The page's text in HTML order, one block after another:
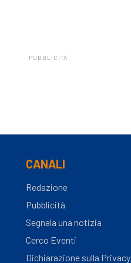
PUBBLICITÀ
CANALI
Redazione
Pubblicità
Segnala una notizia
Cerco Eventi
Dichiarazione sulla Privacy